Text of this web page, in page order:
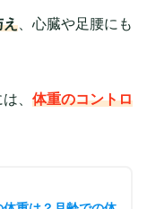
え 、心臓や足腰にも
、 体重のコントロ